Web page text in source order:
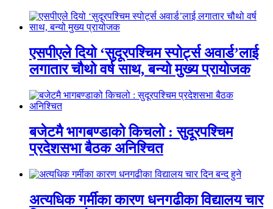
एसपीएले दियो ‘सुदूरपश्चिम स्पोर्ट्स अवार्ड’लाई
लगातार चौथो वर्ष साथ, बन्यो मुख्य प्रायोजक
बजेटमै भागबण्डाको किचलो : सुदूरपश्चिम
प्रदेशसभा बैठक अनिश्चित
अत्यधिक गर्मीका कारण धनगढीका विद्यालय चार